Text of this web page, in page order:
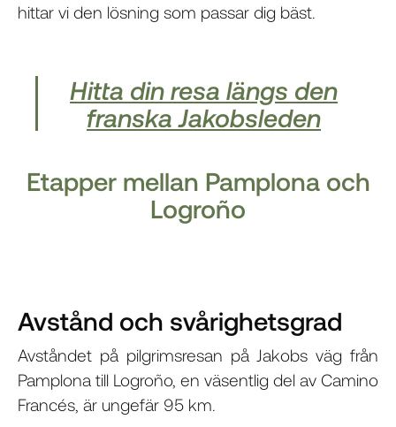
hittar vi den lösning som passar dig bäst.
Hitta din resa längs den
franska Jakobsleden
Etapper mellan Pamplona och
Logroño
Avstånd och svårighetsgrad
Avståndet på pilgrimsresan på Jakobs väg från
Pamplona till Logroño, en väsentlig del av Camino
Francés, är ungefär 95 km.